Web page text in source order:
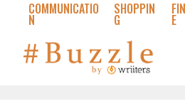
COMMUNICATIO
N
SHOPPIN
G E